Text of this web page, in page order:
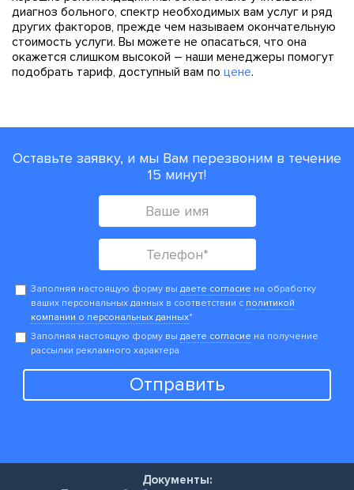
диагноз больного, спектр необходимых вам услуг и ряд
других факторов, прежде чем называем окончательную
стоимость услуги. Вы можете не опасаться, что она
окажется слишком высокой – наши менеджеры помогут
подобрать тариф, доступный вам по цене.
Оставьте заявку, и мы Вам перезвоним в течение
15 минут!
Заполняя настоящую форму вы даете согласие на обработку
ваших персональных данных в соответствии с политикой
компании о персональных данных*
Заполняя настоящую форму вы даете согласие на получение
рассылки рекламного характера
Отправить
Документы: